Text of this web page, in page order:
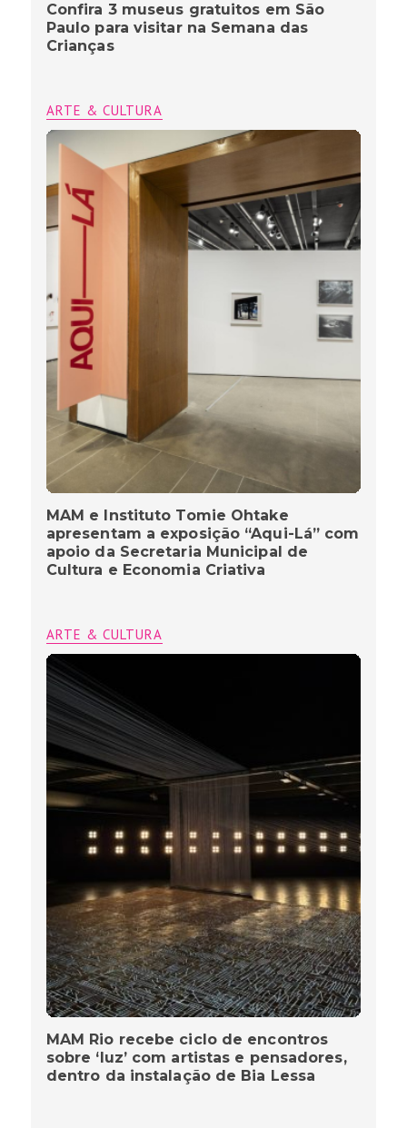
Confira 3 museus gratuitos em São
Paulo para visitar na Semana das
Crianças
ARTE & CULTURA
MAM e Instituto Tomie Ohtake
apresentam a exposição “Aqui-Lá” com
apoio da Secretaria Municipal de
Cultura e Economia Criativa
ARTE & CULTURA
MAM Rio recebe ciclo de encontros
sobre ‘luz’ com artistas e pensadores,
dentro da instalação de Bia Lessa